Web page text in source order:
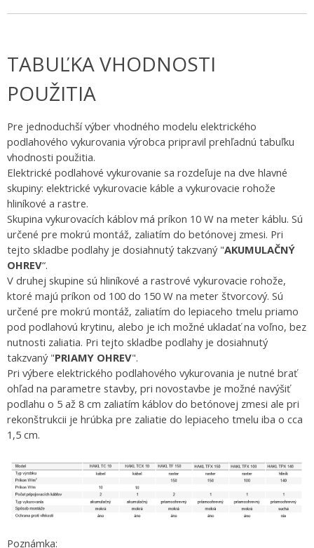
TABUĽKA VHODNOSTI
POUŽITIA
Pre jednoduchší výber vhodného modelu elektrického
podlahového vykurovania výrobca pripravil prehľadnú tabuľku
vhodnosti použitia.
Elektrické podlahové vykurovanie sa rozdeľuje na dve hlavné
skupiny: elektrické vykurovacie káble a vykurovacie rohože
hliníkové a rastre.
Skupina vykurovacích káblov má príkon 10 W na meter káblu. Sú
určené pre mokrú montáž, zaliatím do betónovej zmesi. Pri
tejto skladbe podlahy je dosiahnutý takzvaný "AKUMULAČNÝ
OHREV“.
V druhej skupine sú hliníkové a rastrové vykurovacie rohože,
ktoré majú príkon od 100 do 150 W na meter štvorcový. Sú
určené pre mokrú montáž, zaliatím do lepiaceho tmelu priamo
pod podlahovú krytinu, alebo je ich možné ukladať na voľno, bez
nutnosti zaliatia. Pri tejto skladbe podlahy je dosiahnutý
takzvaný "PRIAMY OHREV".
Pri výbere elektrického podlahového vykurovania je nutné brať
ohľad na parametre stavby, pri novostavbe je možné navýšiť
podlahu o 5 až 8 cm zaliatím káblov do betónovej zmesi ale pri
rekonštrukcii je hrúbka pre zaliatie do lepiaceho tmelu iba o cca
1,5 cm.
Poznámka: